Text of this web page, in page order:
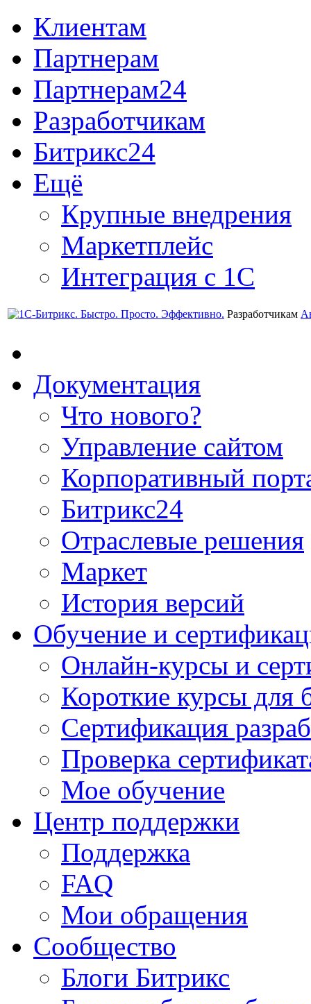
Клиентам
Партнерам
Партнерам24
Разработчикам
Битрикс24
Ещё
Крупные внедрения
Маркетплейс
Интеграция с 1С
Разработчикам
Документация
Что нового?
Управление сайтом
Корпоративный
Битрикс24
Отраслевые решения
Маркет
История версий
Обучение и
Онлайн-курсы и
Короткие курсы для
Сертификация
Проверка
Мое обучение
Центр поддержки
Поддержка
FAQ
Мои обращения
Сообщество
Блоги Битрикс